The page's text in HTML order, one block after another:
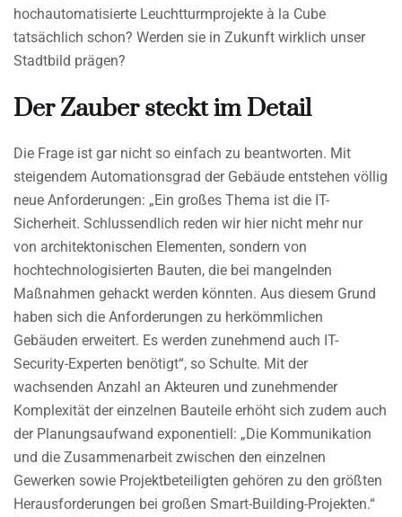
hochautomatisierte Leuchtturmprojekte à la Cube
tatsächlich schon? Werden sie in Zukunft wirklich unser
Stadtbild prägen?
Der Zauber steckt im Detail
Die Frage ist gar nicht so einfach zu beantworten. Mit
steigendem Automationsgrad der Gebäude entstehen völlig
neue Anforderungen: „Ein großes Thema ist die IT-
Sicherheit. Schlussendlich reden wir hier nicht mehr nur
von architektonischen Elementen, sondern von
hochtechnologisierten Bauten, die bei mangelnden
Maßnahmen gehackt werden könnten. Aus diesem Grund
haben sich die Anforderungen zu herkömmlichen
Gebäuden erweitert. Es werden zunehmend auch IT-
Security-Experten benötigt“, so Schulte. Mit der
wachsenden Anzahl an Akteuren und zunehmender
Komplexität der einzelnen Bauteile erhöht sich zudem auch
der Planungsaufwand exponentiell: „Die Kommunikation
und die Zusammenarbeit zwischen den einzelnen
Gewerken sowie Projektbeteiligten gehören zu den größten
Herausforderungen bei großen Smart-Building-Projekten.“